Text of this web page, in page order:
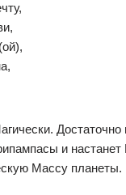
и
Массу планеты.